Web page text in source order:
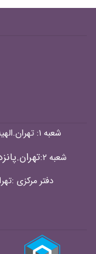
شعبه ۱: تهران.الهیه.مرکز خرید مدرن الهیه. همکف
شعبه ۲:
دفتر مرکزی